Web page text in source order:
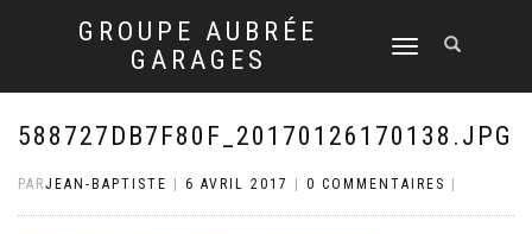
GROUPE AUBRÉE
GARAGES
DÉPLIER
NAVIGATION
588727DB7F80F_20170126170138.JPG
PARJEAN-BAPTISTE 6 AVRIL 2017 0 COMMENTAIRES